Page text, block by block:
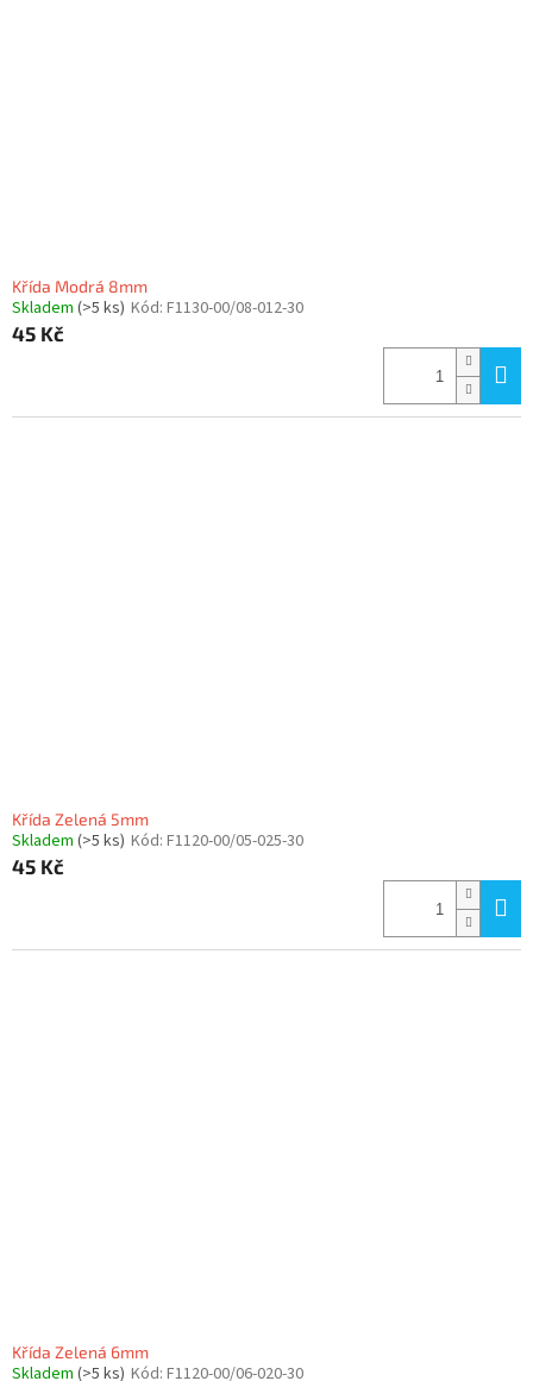
Křída Modrá 8mm
Skladem (>5 ks) Kód: F1130-00/08-012-30
45 Kč
Křída Zelená 5mm
Skladem (>5 ks) Kód: F1120-00/05-025-30
45 Kč
Křída Zelená 6mm
Skladem (>5 ks) Kód: F1120-00/06-020-30